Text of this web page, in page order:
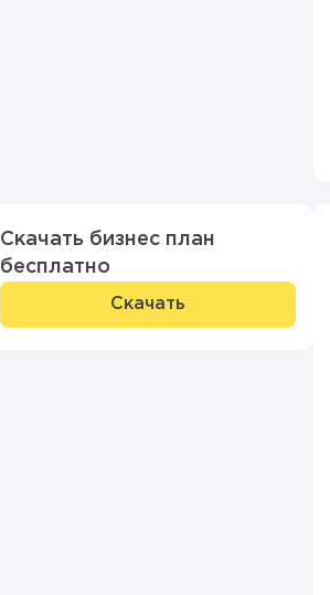
Скачать бизнес план
бесплатно
Скачать